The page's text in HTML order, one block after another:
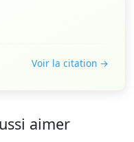
Voir la citation →
aimer